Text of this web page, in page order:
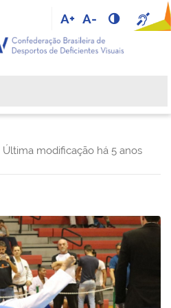
A+ A-
Última modificação há 5 anos